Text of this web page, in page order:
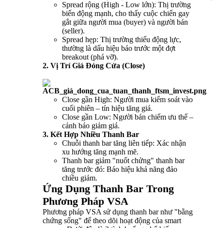
Spread rộng (High - Low lớn): Thị trường
biến động mạnh, cho thấy cuộc chiến gay
gắt giữa người mua (buyer) và người bán
(seller).
Spread hẹp: Thị trường thiếu động lực,
thường là dấu hiệu báo trước một đợt
breakout (phá vỡ).
2. Vị Trí Giá Đóng Cửa (Close)
Close gần High: Người mua kiểm soát vào
cuối phiên – tín hiệu tăng giá.
Close gần Low: Người bán chiếm ưu thế –
cảnh báo giảm giá.
3. Kết Hợp Nhiều Thanh Bar
Chuỗi thanh bar tăng liên tiếp: Xác nhận
xu hướng tăng mạnh mẽ.
Thanh bar giảm "nuốt chửng" thanh bar
tăng trước đó: Báo hiệu khả năng đảo
chiều giảm.
Ứng Dụng Thanh Bar Trong
Phương Pháp VSA
Phương pháp VSA sử dụng thanh bar như "bằng
chứng sống" để theo dõi hoạt động của smart